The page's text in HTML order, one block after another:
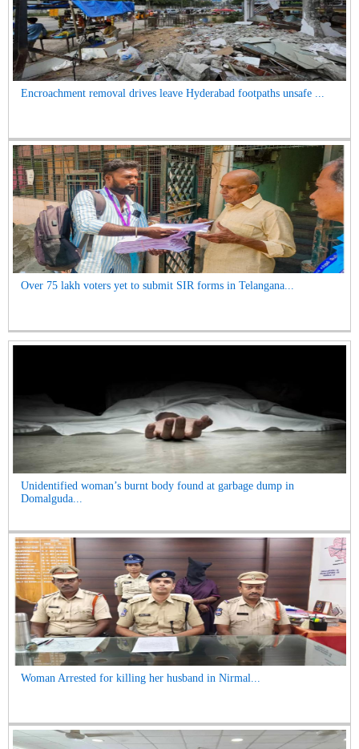
Encroachment removal drives leave Hyderabad footpaths unsafe ...
Over 75 lakh voters yet to submit SIR forms in Telangana...
Unidentified woman’s burnt body found at garbage dump in
Domalguda...
Woman Arrested for killing her husband in Nirmal...